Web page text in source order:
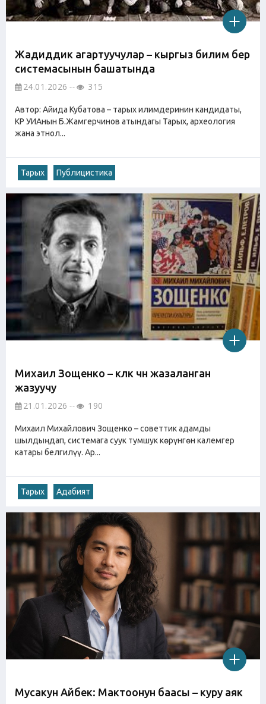
Жадиддик агартуучулар – кыргыз билим берүү
системасынын башатында
24.01.2026 315
Автор: Айида Кубатова – тарых илимдеринин кандидаты,
КР УИАнын Б.Жамгерчинов атындагы Тарых, археология
жана этнол...
Тарых Публицистика
Михаил Зощенко – күлкү үчүн жазаланган
жазуучу
21.01.2026 190
Михаил Михайлович Зощенко – советтик адамды
шылдыңдап, системага суук тумшук көрүнгөн калемгер
катары белгилүү. Ар...
Тарых Адабият
Мусакун Айбек: Мактоонун баасы – куру аяк